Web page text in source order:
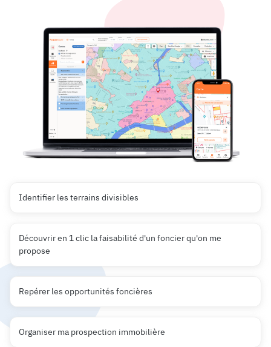
Identifier les terrains divisibles
Découvrir en 1 clic la faisabilité d'un foncier qu'on me
propose
Repérer les opportunités foncières
Organiser ma prospection immobilière